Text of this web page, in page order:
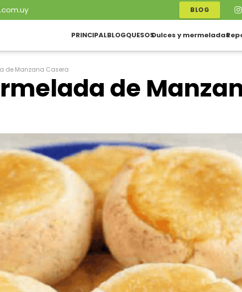
BLOG
PRINCIPALBLOGQUESOSDulces y mermeladas
de Manzana Casera
de